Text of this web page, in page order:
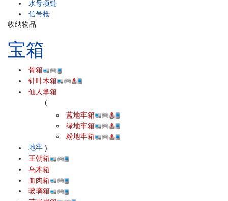
水母项链
信号枪
收纳物品
宝箱
骨箱
针叶木箱
仙人掌箱
地牢
(
蓝地牢箱
绿地牢箱
粉地牢箱
)
王朝箱
乌木箱
血肉箱
玻璃箱